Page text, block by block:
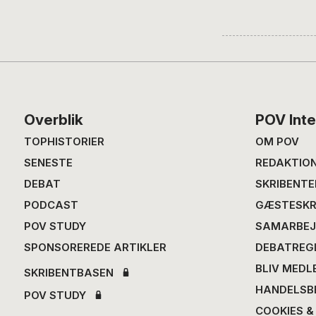
Footer
Overblik
TOPHISTORIER
SENESTE
DEBAT
PODCAST
POV STUDY
SPONSOREREDE ARTIKLER
SKRIBENTBASEN
POV STUDY
POV
OM POV
BLIV
COOKIES